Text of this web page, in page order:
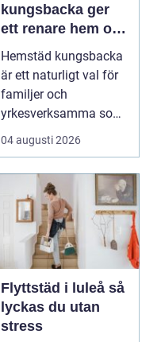
kungsbacka ger
ett renare hem och
en lugnare vardag
Hemstäd kungsbacka
är ett naturligt val för
familjer och
yrkesverksamma som
vill ha ett rent hem
04 augusti 2026
Flyttstäd i luleå så
lyckas du utan
stress